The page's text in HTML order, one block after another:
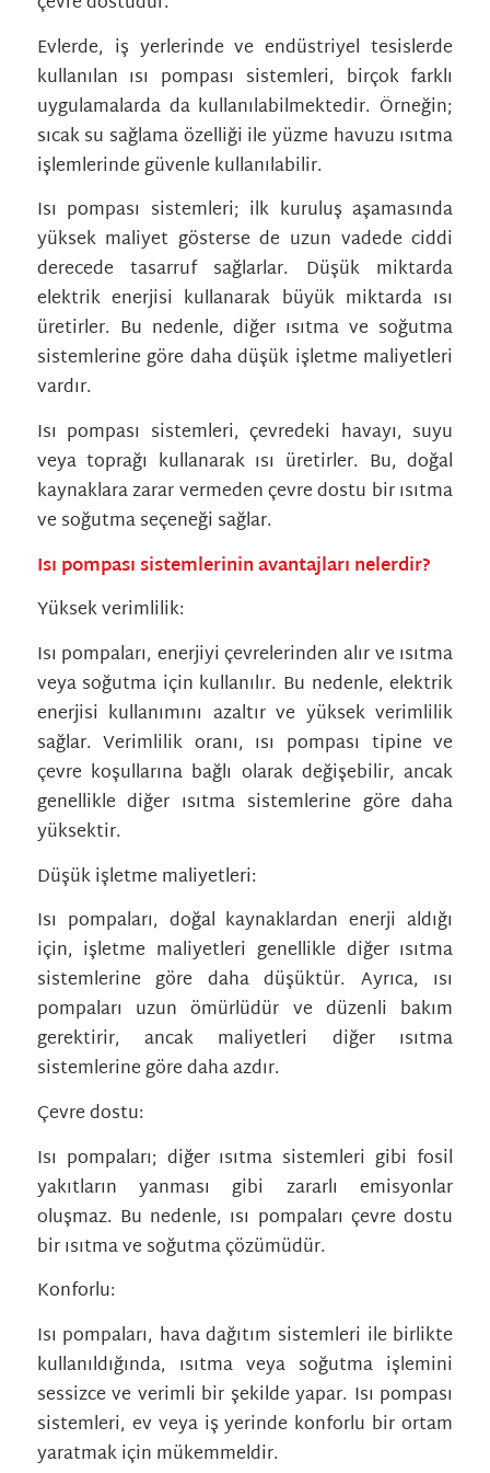
Evlerde, iş yerlerinde ve endüstriyel tesislerde
kullanılan ısı pompası sistemleri, birçok farklı
uygulamalarda da kullanılabilmektedir. Örneğin;
sıcak su sağlama özelliği ile yüzme havuzu ısıtma
işlemlerinde güvenle kullanılabilir.
Isı pompası sistemleri; ilk kuruluş aşamasında
yüksek maliyet gösterse de uzun vadede ciddi
derecede tasarruf sağlarlar. Düşük miktarda
elektrik enerjisi kullanarak büyük miktarda ısı
üretirler. Bu nedenle, diğer ısıtma ve soğutma
sistemlerine göre daha düşük işletme maliyetleri
vardır.
Isı pompası sistemleri, çevredeki havayı, suyu
veya toprağı kullanarak ısı üretirler. Bu, doğal
kaynaklara zarar vermeden çevre dostu bir ısıtma
ve soğutma seçeneği sağlar.
Isı pompası sistemlerinin avantajları nelerdir?
Yüksek verimlilik:
Isı pompaları, enerjiyi çevrelerinden alır ve ısıtma
veya soğutma için kullanılır. Bu nedenle, elektrik
enerjisi kullanımını azaltır ve yüksek verimlilik
sağlar. Verimlilik oranı, ısı pompası tipine ve
çevre koşullarına bağlı olarak değişebilir, ancak
genellikle diğer ısıtma sistemlerine göre daha
yüksektir.
Düşük işletme maliyetleri:
Isı pompaları, doğal kaynaklardan enerji aldığı
için, işletme maliyetleri genellikle diğer ısıtma
sistemlerine göre daha düşüktür. Ayrıca, ısı
pompaları uzun ömürlüdür ve düzenli bakım
gerektirir, ancak maliyetleri diğer ısıtma
sistemlerine göre daha azdır.
Çevre dostu:
Isı pompaları; diğer ısıtma sistemleri gibi fosil
yakıtların yanması gibi zararlı emisyonlar
oluşmaz. Bu nedenle, ısı pompaları çevre dostu
bir ısıtma ve soğutma çözümüdür.
Konforlu:
Isı pompaları, hava dağıtım sistemleri ile birlikte
kullanıldığında, ısıtma veya soğutma işlemini
sessizce ve verimli bir şekilde yapar. Isı pompası
sistemleri, ev veya iş yerinde konforlu bir ortam
yaratmak için mükemmeldir.